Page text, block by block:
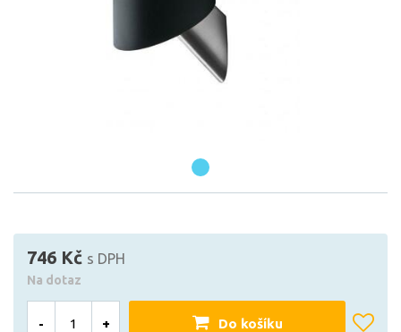
746 Kč s DPH
Na dotaz
- + Do košíku